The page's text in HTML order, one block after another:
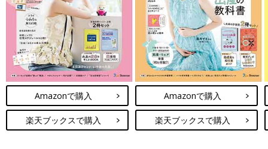
Amazonで購入
楽天ブックスで購入
Amazonで購入
楽天ブックスで購入